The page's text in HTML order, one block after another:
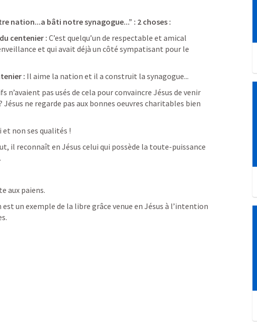
nation...a bâti notre synagogue...” : 2 choses :
centenier : C’est quelqu’un de respectable et amical
et qui avait déjà un côté sympatisant pour le
: Il aime la nation et il a construit la synagogue...
n’avaient pas usés de cela pour convaincre Jésus de venir
ne regarde pas aux bonnes oeuvres charitables bien
et non ses qualités !
il reconnaît en Jésus celui qui possède la toute-puissance
aux paiens.
un exemple de la libre grâce venue en Jésus à l’intention